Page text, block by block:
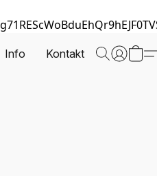
Info Kontakt